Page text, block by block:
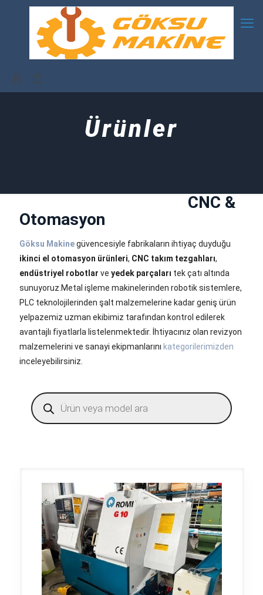
Ürünler
CNC &
Otomasyon
Göksu Makinegüvencesiyle fabrikaların ihtiyaç duyduğu
ikinci el otomasyon ürünleri, CNC takım tezgahları,
endüstriyel robotlar ve yedek parçaları tek çatı altında
sunuyoruz.Metal işleme makinelerinden robotik sistemlere,
PLC teknolojilerinden şalt malzemelerine kadar geniş ürün
yelpazemiz uzman ekibimiz tarafından kontrol edilerek
avantajlı fiyatlarla listelenmektedir. İhtiyacınız olan revizyon
malzemelerini ve sanayi ekipmanlarını kategorilerimizden
inceleyebilirsiniz.
Products
search